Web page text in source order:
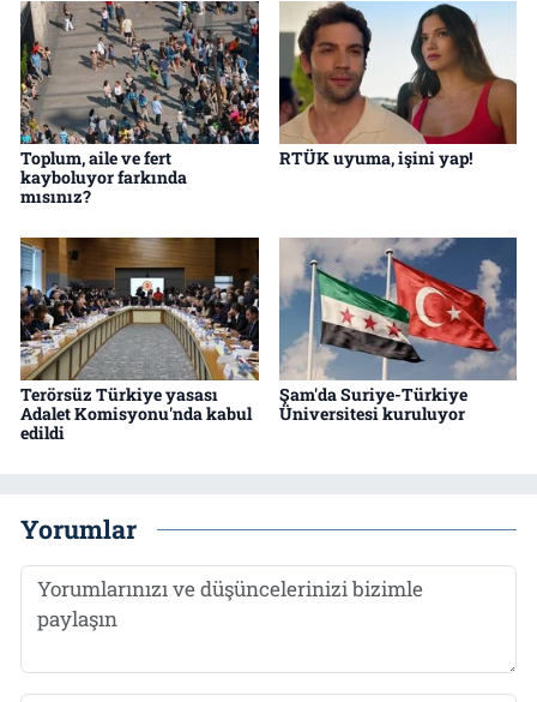
Toplum, aile ve fert
kayboluyor farkında
mısınız?
RTÜK uyuma, işini yap!
Terörsüz Türkiye yasası
Adalet Komisyonu'nda kabul
edildi
Şam'da Suriye-Türkiye
Üniversitesi kuruluyor
Yorumlar